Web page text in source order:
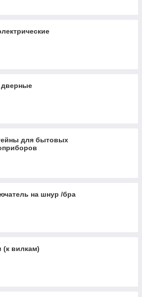
дверные
для бытовых
на шнур /бра
(к вилкам)